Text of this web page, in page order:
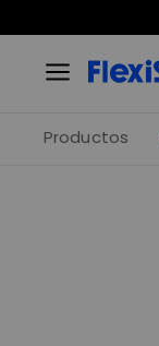
Productos